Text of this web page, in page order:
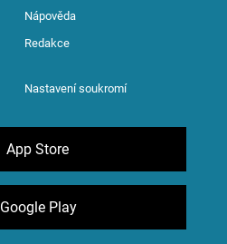
Nápověda
Redakce
Nastavení soukromí
App Store
Google Play